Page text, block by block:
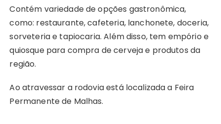
Contém variedade de opções gastronômica,
como: restaurante, cafeteria, lanchonete, doceria,
sorveteria e tapiocaria. Além disso, tem empório e
quiosque para compra de cerveja e produtos da
região.
Ao atravessar a rodovia está localizada a Feira
Permanente de Malhas.